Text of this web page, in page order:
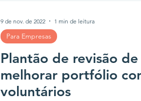
Plantão de revisão
melhorar portfólio
voluntários
Para Empresas
9 de nov. de 2022 1 min de leitura